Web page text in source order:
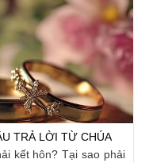
TRẢ LỜI TỪ CHÚA
kết hôn? Tại sao phải